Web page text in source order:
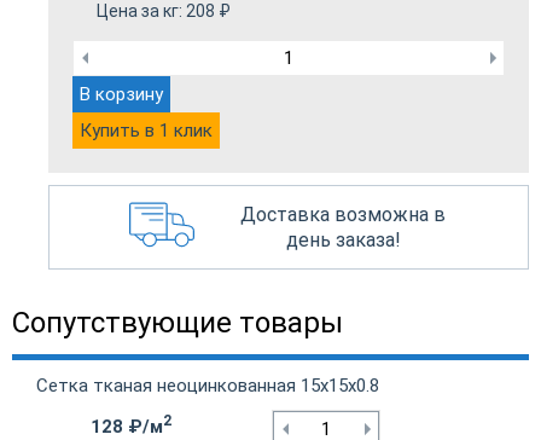
Цена за кг: 208 ₽
В корзину
Купить в 1 клик
Доставка возможна в
день заказа!
Сопутствующие товары
Сетка тканая неоцинкованная 15х15х0.8
128 ₽/м2